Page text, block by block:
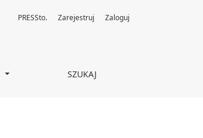
SZUKAJ
PRESSto. Zarejestruj Zaloguj